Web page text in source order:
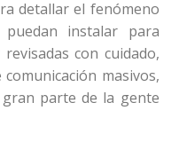
detallar el fenómeno
instalar para
con cuidado,
masivos,
parte de la gente